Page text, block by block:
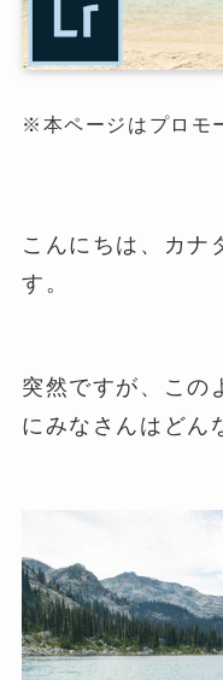
※本ページはプロモ
こんにちは、カナ
す。
突然ですが、この
にみなさんはどん